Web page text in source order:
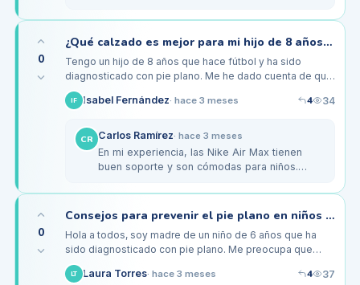
sobre superficies irregulares pueden…
0
¿Qué calzado es mejor para mi hijo de 8 años con pie plano?
Tengo un hijo de 8 años que hace fútbol y ha sido
diagnosticado con pie plano. Me he dado cuenta de que
se queja de dolor en los pies después de los
entrenamientos y las…
IF Isabel Fernández· hace 3 meses 4 34
CR Carlos Ramírez· hace 3 meses
En mi experiencia, las Nike Air Max tienen
buen soporte y son cómodas para niños.
plantillas, hay unas de Dr. Scholl's…
0
Consejos para prevenir el pie plano en niños de 6 años
Hola a todos, soy madre de un niño de 6 años que ha
sido diagnosticado con pie plano. Me preocupa que
esto le cause problemas en el futuro, especialmente
porque le encanta correr…
LT Laura Torres· hace 3 meses 4 37